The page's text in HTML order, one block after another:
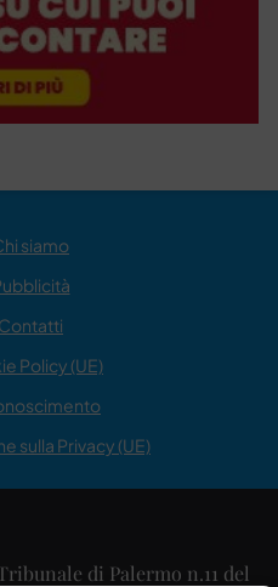
siamo
Contatti
Policy (UE)
sulla Privacy (UE)
di Palermo n.11 del